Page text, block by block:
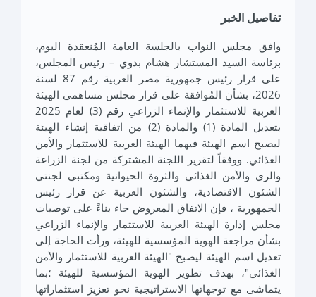
تفاصيل الخبر
وافق مجلس النواب بالجلسة العامة المُنعقدة اليوم،
برئاسة السيد المستشار هشام بدوي – رئيس المجلس،
على قرار رئيس جمهورية مصر العربية رقم 87 لسنة
2026، بشأن المُوافقة على قرار مجلس مساهمي الهيئة
العربية للاستثمار والإنماء الزراعي رقم (3) لعام 2025
بتعديل المادة (1) والمادة (2) من اتفاقية إنشاء الهيئة
ليصبح اسم الهيئة فيهما الهيئة العربية للاستثمار والأمن
الغذائي. ووفقاً لتقرير اللجنة المشتركة من لجنة الزراعة
والري والأمن الغذائي والثروة الحيوانية ومكتبي لجنتي
الشئون الاقتصادية، والشئون العربية عن قرار رئيس
الجمهورية ، فإن الاتفاق المعروض جاء بناءً على توصيات
مجلس إدارة الهيئة العربية للاستثمار والإنماء الزراعي
بشأن مراجعة الهوية المؤسسية للهيئة، ورأت الحاجة إلى
تعديل اسم الهيئة ليصبح "الهيئة العربية للاستثمار والأمن
الغذائي"، بهدف تطوير الهوية المؤسسية للهيئة ؛بما
يتماشى مع توجهاتها الاستراتيجية نحو تعزيز استثماراتها